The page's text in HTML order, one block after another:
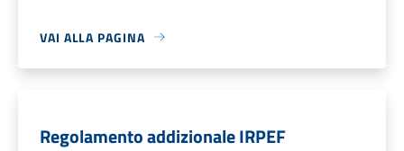
VAI ALLA PAGINA
Regolamento addizionale IRPEF